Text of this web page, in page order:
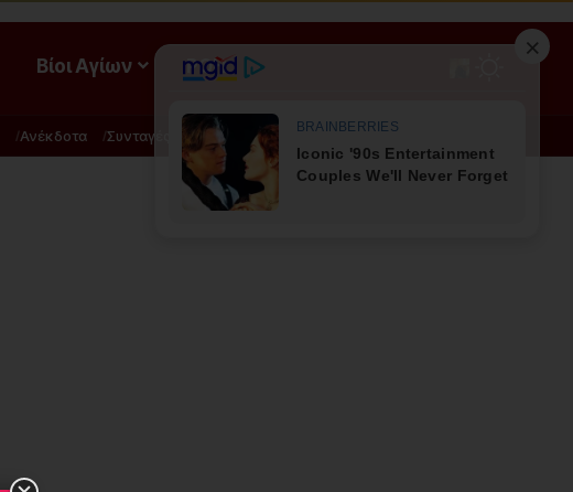
Βίοι Αγίων ΡΟΗ
Ανέκδοτα Συνταγές Διατροφή - Φυσική Ιατρική